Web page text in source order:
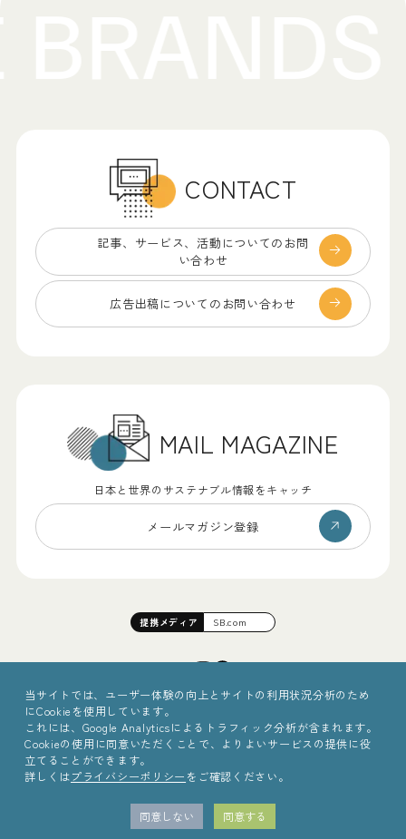
CONTACT
記事、サービス、 活動についてのお問
い合わせ
広告出稿についての お問い合わせ
MAIL MAGAZINE
日本と世界のサステナブル情報をキャッチ
メールマガジン登録
©2025 Sinc Inc.
提携メディア SB.com
当サイトでは、ユーザー体験の向上とサイトの利用状況分析のため
にCookieを使用しています。
これには、Google Analyticsによるトラフィック分析が含まれます。
Cookieの使用に同意いただくことで、よりよいサービスの提供に役
立てることができます。
詳しくはプライバシーポリシー をご確認ください。
同意しない 同意する